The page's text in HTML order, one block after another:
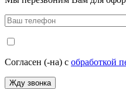
Согласен (-на) с обработкой